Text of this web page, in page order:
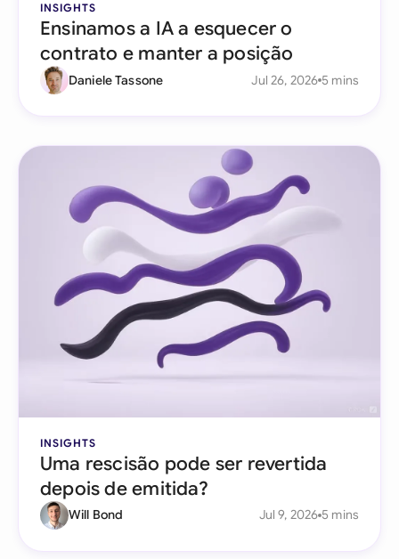
INSIGHTS
Ensinamos a IA a esquecer o
contrato e manter a posição
Daniele Tassone Jul 26, 2026 5 mins
INSIGHTS
Uma rescisão pode ser revertida
depois de emitida?
Will Bond Jul 9, 2026 5 mins